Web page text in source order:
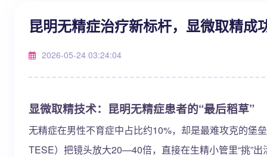
昆明无精症治疗新标杆，显微取精成
2026-05-24 03:24:04
显微取精技术：昆明无精症患者的“最后稻草”
无精症在男性不育症中占比约10%，却是最难攻克的堡
TESE）把镜头放大20—40倍，直接在生精小管里“挑”